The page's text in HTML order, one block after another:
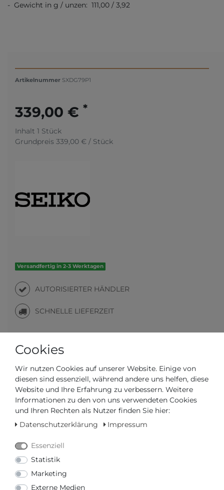
- Gewicht in g / unzen: 111,00 / 3,92
Artikelnummer SXDG79P1
339,00 € *
Inhalt 1 Stück
Grundpreis 339,00 € / Stück
Versandfertig in 2-3 Werktagen
AUTORISIERTER HÄNDLER
SCHNELLE LIEFERZEIT
Ihr Preis bei
328,83 € *
Cookies
Wir nutzen Cookies auf unserer Website. Einige von
diesen sind essenziell, während andere uns helfen, diese
Website und Ihre Erfahrung zu verbessern. Weitere
Informationen zu den von uns verwendeten Cookies
und Ihren Rechten als Nutzer finden Sie hier:
Datenschutzerklärung
Impressum
Essenziell
Statistik
Marketing
Externe Medien